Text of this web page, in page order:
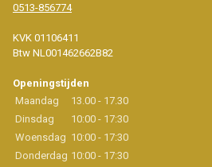
0513-856774
KVK 01106411
Btw NL001462662B82
Openingstijden
Maandag
13.00 - 17.30
Dinsdag
10:00 - 17:30
Woensdag 10:00 - 17:30
Donderdag 10:00 - 17:30